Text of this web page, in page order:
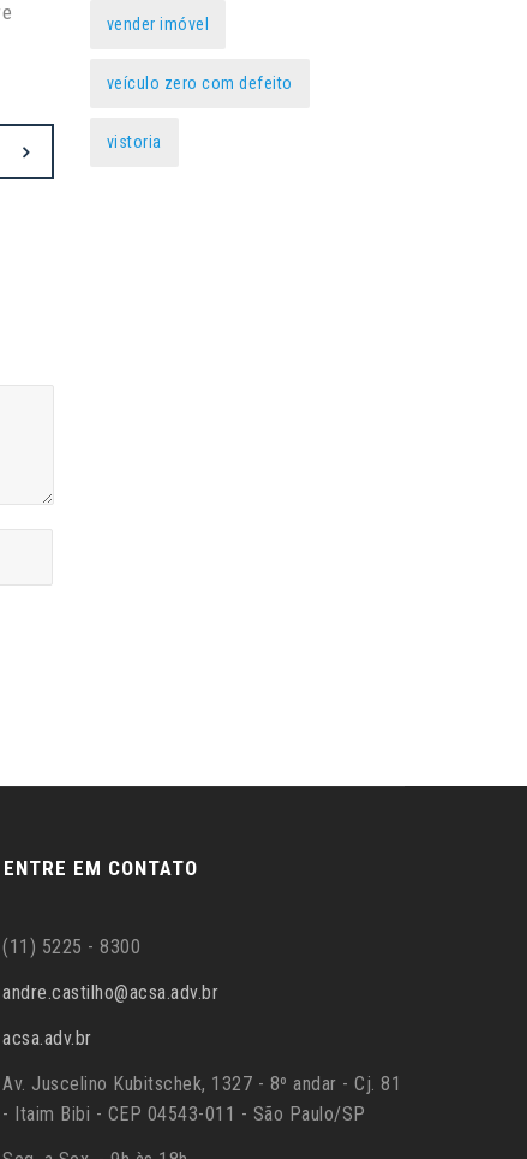
vender imóvel
veículo zero com defeito
vistoria
ENTRE EM CONTATO
(11) 5225 - 8300
andre.castilho@acsa.adv.br
acsa.adv.br
Av. Juscelino Kubitschek, 1327 - 8º andar - Cj. 81
- Itaim Bibi - CEP 04543-011 - São Paulo/SP